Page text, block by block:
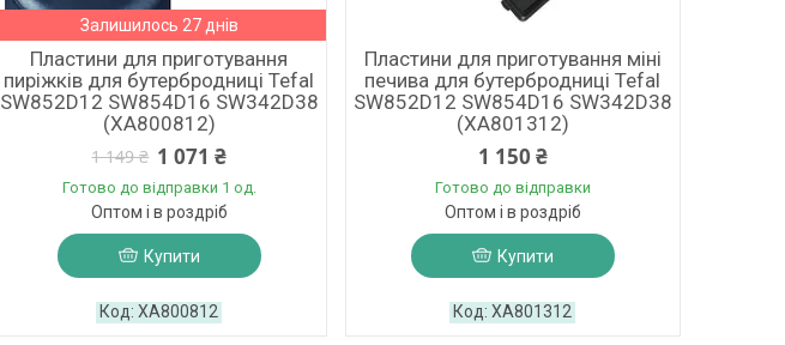
Залишилось 27 днів
Пластини для приготування
пиріжків для бутербродниці Tefal
SW852D12 SW854D16 SW342D38
(XA800812)
1 149 ₴ 1 071 ₴
Готово до відправки 1 од.
Оптом і в роздріб
Купити
XA800812
Пластини для приготування міні
печива для бутербродниці Tefal
SW852D12 SW854D16 SW342D38
(XA801312)
1 150 ₴
Готово до відправки
Оптом і в роздріб
Купити
XA801312